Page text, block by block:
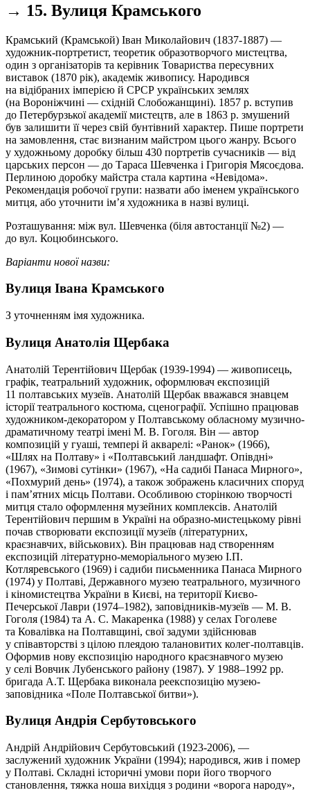
→ 15. Вулиця Крамського
Крамський (Крамськой) Іван Миколайович (1837-1887) —
художник-портретист, теоретик образотворчого мистецтва,
один з організаторів та керівник Товариства пересувних
виставок (1870 рік), академік живопису. Народився
на відібраних імперією й СРСР українських землях
(на Вороніжчині — східній Слобожанщині). 1857 р. вступив
до Петербурзької академії мистецтв, але в 1863 р. змушений
був залишити її через свій бунтівний характер. Пише портрети
на замовлення, стає визнаним майстром цього жанру. Всього
у художньому доробку більш 430 портретів сучасників — від
царських персон — до Тараса Шевченка і Григорія Мясоєдова.
Перлиною доробку майстра стала картина «Невідома».
Рекомендація робочої групи: назвати або іменем українського
митця, або уточнити ім’я художника в назві вулиці.
Розташування: між вул. Шевченка (біля автостанції №2) —
до вул. Коцюбинського.
Варіанти нової назви:
Вулиця Івана Крамського
З уточненням імя художника.
Вулиця Анатолія Щербака
Анатолій Терентійович Щербак (1939-1994) — живописець,
графік, театральний художник, оформлювач експозицій
11 полтавських музеїв. Анатолій Щербак вважався знавцем
історії театрального костюма, сценографії. Успішно працював
художником-декоратором у Полтавському обласному музично-
драматичному театрі імені М. В. Гоголя. Він — автор
композицій у гуаші, темпері й акварелі: «Ранок» (1966),
«Шлях на Полтаву» і «Полтавський ландшафт. Опівдні»
(1967), «Зимові сутінки» (1967), «На садибі Панаса Мирного»,
«Похмурий день» (1974), а також зображень класичних споруд
і пам’ятних місць Полтави. Особливою сторінкою творчості
митця стало оформлення музейних комплексів. Анатолій
Терентійович першим в Україні на образно-мистецькому рівні
почав створювати експозиції музеїв (літературних,
краєзнавчих, військових). Він працював над створенням
експозицій літературно-меморіального музею І.П.
Котляревського (1969) і садиби письменника Панаса Мирного
(1974) у Полтаві, Державного музею театрального, музичного
і кіномистецтва України в Києві, на території Києво-
Печерської Лаври (1974–1982), заповідників-музеїв — М. В.
Гоголя (1984) та А. С. Макаренка (1988) у селах Гоголеве
та Ковалівка на Полтавщині, свої задуми здійснював
у співавторстві з цілою плеядою талановитих колег-полтавців.
Оформив нову експозицію народного краєзнавчого музею
у селі Вовчик Лубенського району (1987). У 1988–1992 рр.
бригада А.Т. Щербака виконала реекспозицію музею-
заповідника «Поле Полтавської битви»).
Вулиця Андрія Сербутовського
Андрій Андрійович Сербутовський (1923-2006), —
заслужений художник України (1994); народився, жив і помер
у Полтаві. Складні історичні умови пори його творчого
становлення, тяжка ноша вихідця з родини «ворога народу»,